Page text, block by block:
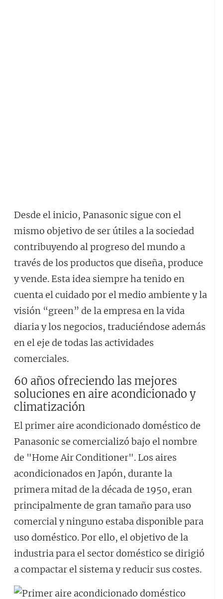
Desde el inicio, Panasonic sigue con el
mismo objetivo de ser útiles a la sociedad
contribuyendo al progreso del mundo a
través de los productos que diseña, produce
y vende. Esta idea siempre ha tenido en
cuenta el cuidado por el medio ambiente y la
visión “green” de la empresa en la vida
diaria y los negocios, traduciéndose además
en el eje de todas las actividades
comerciales.
60 años ofreciendo las mejores
soluciones en aire acondicionado y
climatización
El primer aire acondicionado doméstico de
Panasonic se comercializó bajo el nombre
de "Home Air Conditioner". Los aires
acondicionados en Japón, durante la
primera mitad de la década de 1950, eran
principalmente de gran tamaño para uso
comercial y ninguno estaba disponible para
uso doméstico. Por ello, el objetivo de la
industria para el sector doméstico se dirigió
a compactar el sistema y reducir sus costes.